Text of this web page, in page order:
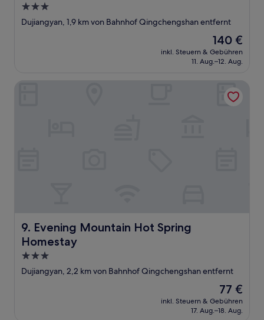
3.0-
Sterne-
Dujiangyan, 1,9 km von Bahnhof Qingchengshan entfernt
Der
Preis
beträgt
140 €
inkl. Steuern & Gebühren
11. Aug.–12. Aug.
9. Evening Mountain Hot Spring
Homestay
Evening Mountain Hot Spring Homestay
3.0-
Sterne-
Dujiangyan, 2,2 km von Bahnhof Qingchengshan entfernt
Der
Preis
beträgt
77 €
inkl. Steuern & Gebühren
17. Aug.–18. Aug.